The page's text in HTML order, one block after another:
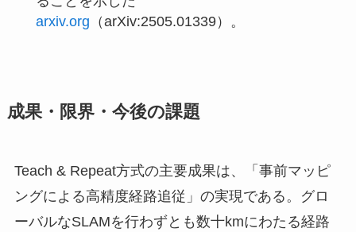
arxiv.org （arXiv:2505.01339）。
成果・限界・今後の課題
Teach & Repeat方式の主要成果は、「事前マッピ
ングによる高精度経路追従」の実現である。グロ
ーバルなSLAMを行わずとも数十kmにわたる経路